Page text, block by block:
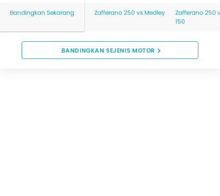
Bandingkan Sekarang Zafferano 250 vs Medley
Zafferano 250
150
BANDINGKAN SEJENIS MOTOR